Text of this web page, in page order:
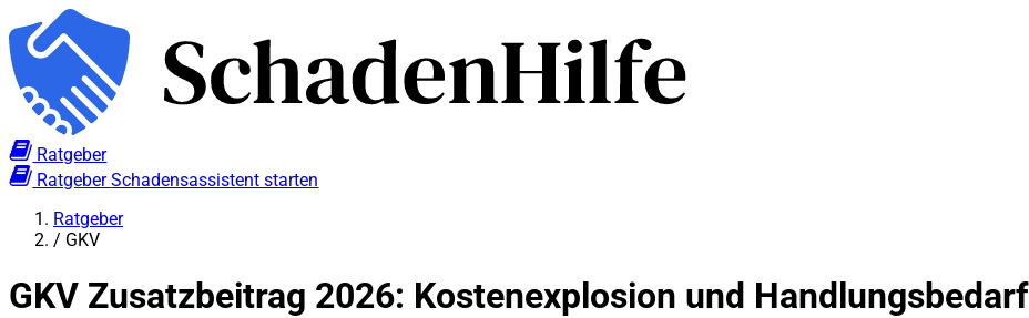
Ratgeber
RatgeberSchadensassistent starten
Ratgeber
/ GKV
GKV Zusatzbeitrag 2026: Kostenexplosion und Handlungsbedarf